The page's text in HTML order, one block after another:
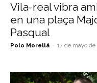
Vila-real vibra
en una plaça
Pasqual
Polo Morellá - 17 de mayo de